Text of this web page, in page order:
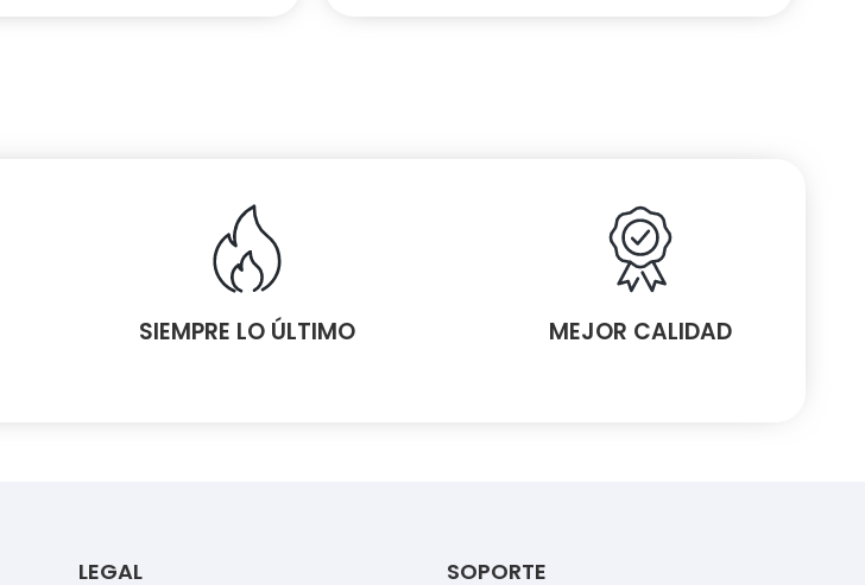
SIEMPRE LO ÚLTIMO MEJOR CALIDAD
LEGAL SOPORTE